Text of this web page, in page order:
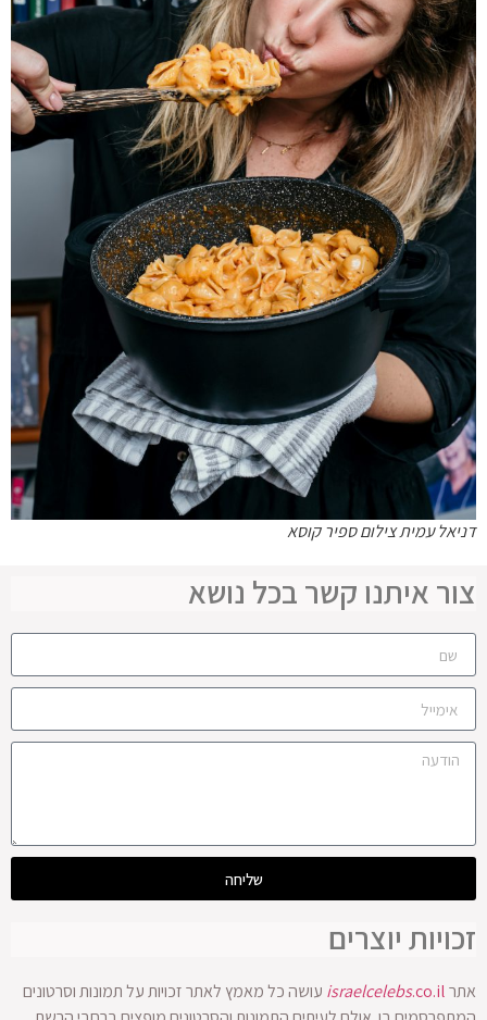
דניאל עמית צילום ספיר קוסא
צור איתנו קשר בכל נושא
שליחה
זכויות יוצרים
אתר israelcelebs.co.il
עושה כל מאמץ לאתר זכויות על תמונות וסרטונים